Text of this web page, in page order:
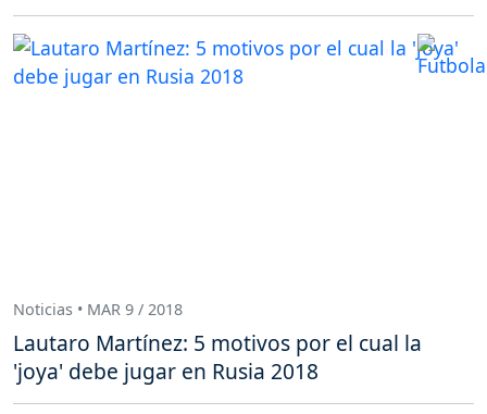
Noticias • MAR 9 / 2018
Lautaro Martínez: 5 motivos por el cual la
'joya' debe jugar en Rusia 2018